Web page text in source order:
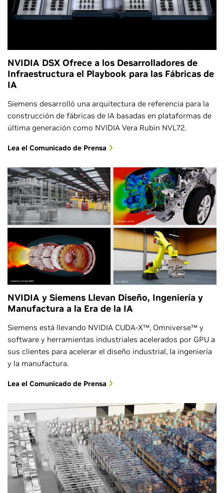
NVIDIA DSX Ofrece a los Desarrolladores de
Infraestructura el Playbook para las Fábricas de
IA
Siemens desarrolló una arquitectura de referencia para la
construcción de fábricas de IA basadas en plataformas de
última generación como NVIDIA Vera Rubin NVL72.
Lea el Comunicado de Prensa
NVIDIA y Siemens Llevan Diseño, Ingeniería y
Manufactura a la Era de la IA
Siemens está llevando NVIDIA CUDA-X™, Omniverse™ y
software y herramientas industriales acelerados por GPU a
sus clientes para acelerar el diseño industrial, la ingeniería
y la manufactura.
Lea el Comunicado de Prensa